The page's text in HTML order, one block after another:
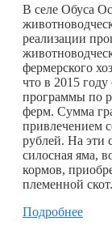
В селе Обуса
реализации
фермерского
что в 2015
программы по
ферм. Сумма
привлечением
рублей. На эти
силосная яма,
кормов,
племенной скот.
Подробнее